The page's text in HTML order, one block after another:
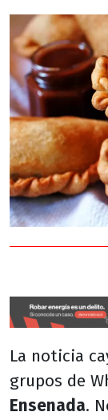
La noticia
grupos de
Ensenada.